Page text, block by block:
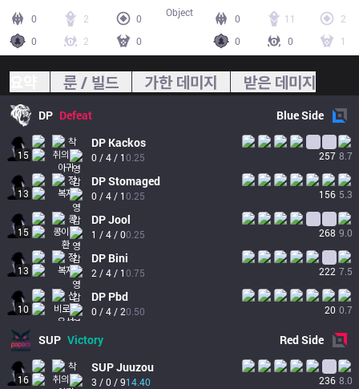
0 2
0
0
2 0
0 11
2
0
0 1
Object
룬 / 빌드 가한 데미지 받은 데미지
DP Defeat BlueSide
15
DP Kackos
0 / 4 / 10.25 257 8.7
13
DPStomaged
0 / 4 / 10.25 156 5.3
15
DPJool
1 / 4 / 00.25 268 9.0
13
DP Bini
2 / 4 / 10.75 222 7.5
10
DP Pbd
0 / 4 / 20.50 20 0.7
SUP Victory RedSide
16
SUPJuuzou
3 / 0 / 914.40 236 8.0